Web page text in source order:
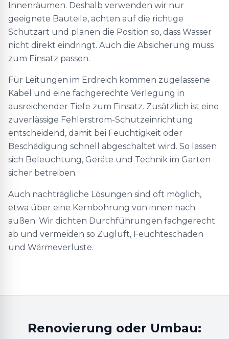
Innenräumen. Deshalb verwenden wir nur
geeignete Bauteile, achten auf die richtige
Schutzart und planen die Position so, dass Wasser
nicht direkt eindringt. Auch die Absicherung muss
zum Einsatz passen.
Für Leitungen im Erdreich kommen zugelassene
Kabel und eine fachgerechte Verlegung in
ausreichender Tiefe zum Einsatz. Zusätzlich ist eine
zuverlässige Fehlerstrom-Schutzeinrichtung
entscheidend, damit bei Feuchtigkeit oder
Beschädigung schnell abgeschaltet wird. So lassen
sich Beleuchtung, Geräte und Technik im Garten
sicher betreiben.
Auch nachträgliche Lösungen sind oft möglich,
etwa über eine Kernbohrung von innen nach
außen. Wir dichten Durchführungen fachgerecht
ab und vermeiden so Zugluft, Feuchteschäden
und Wärmeverluste.
Renovierung oder Umbau: